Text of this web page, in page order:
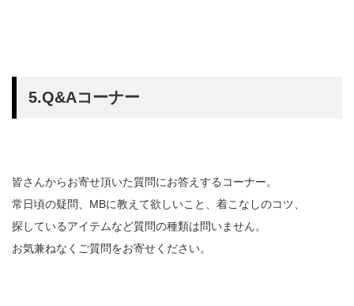
5.Q&Aコーナー
皆さんからお寄せ頂いた質問にお答えするコーナー。
常日頃の疑問、MBに教えて欲しいこと、着こなしのコツ、
探しているアイテムなど質問の種類は問いません。
お気兼ねなくご質問をお寄せください。